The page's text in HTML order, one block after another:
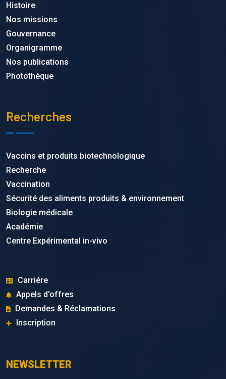
Histoire
Nos missions
Gouvernance
Organigramme
Nos publications
Photothèque
Recherches
Vaccins et produits biotechnologique
Recherche
Vaccination
Sécurité des aliments produits & environnement
Biologie médicale
Académie
Centre Expérimental in-vivo
Carriére
Appels d'offres
Demandes & Réclamations
Inscription
NEWSLETTER